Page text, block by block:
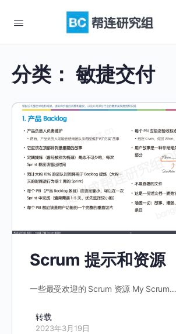
分类： 敏捷交付
Scrum 提示和资源
一些最受欢迎的 Scrum 资源 My Scrum…
转载
2023年3月19日